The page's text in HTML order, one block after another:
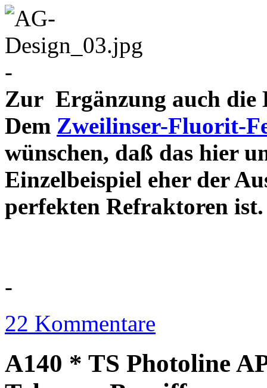
-
Zur Ergänzung auch die
Dem Zweilinser-Fluorit-
wünschen, daß das hier
Einzelbeispiel eher der
perfekten
-
22 Kommentare
A140 * TS Photoline